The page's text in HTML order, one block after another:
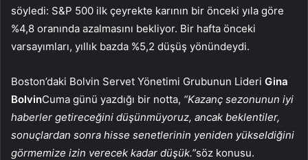
söyledi: S&P 500 ilk çeyrekte karının bir önceki yıla göre
%4,8 oranında azalmasını bekliyor. Bir hafta önceki
varsayımları, yıllık bazda %5,2 düşüş yönündeydi.
Boston’daki Bolvin Servet Yönetimi Grubunun Lideri Gina
BolvinCuma günü yazdığı bir notta, “Kazanç sezonunun iyi
haberler getireceğini düşünmüyoruz, ancak beklentiler,
sonuçlardan sonra hisse senetlerinin yeniden yükseldiğini
görmemize izin verecek kadar düşük.”söz konusu.